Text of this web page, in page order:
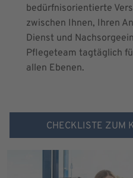
bedürfnisorientierte
zwischen Ihnen, Ihren
Dienst und
Pflegeteam tagtäglich
allen Ebenen.
CHECKLISTE ZUM